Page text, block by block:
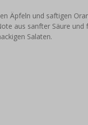
Äpfeln und saftigen
aus sanfter Säure
Salaten.